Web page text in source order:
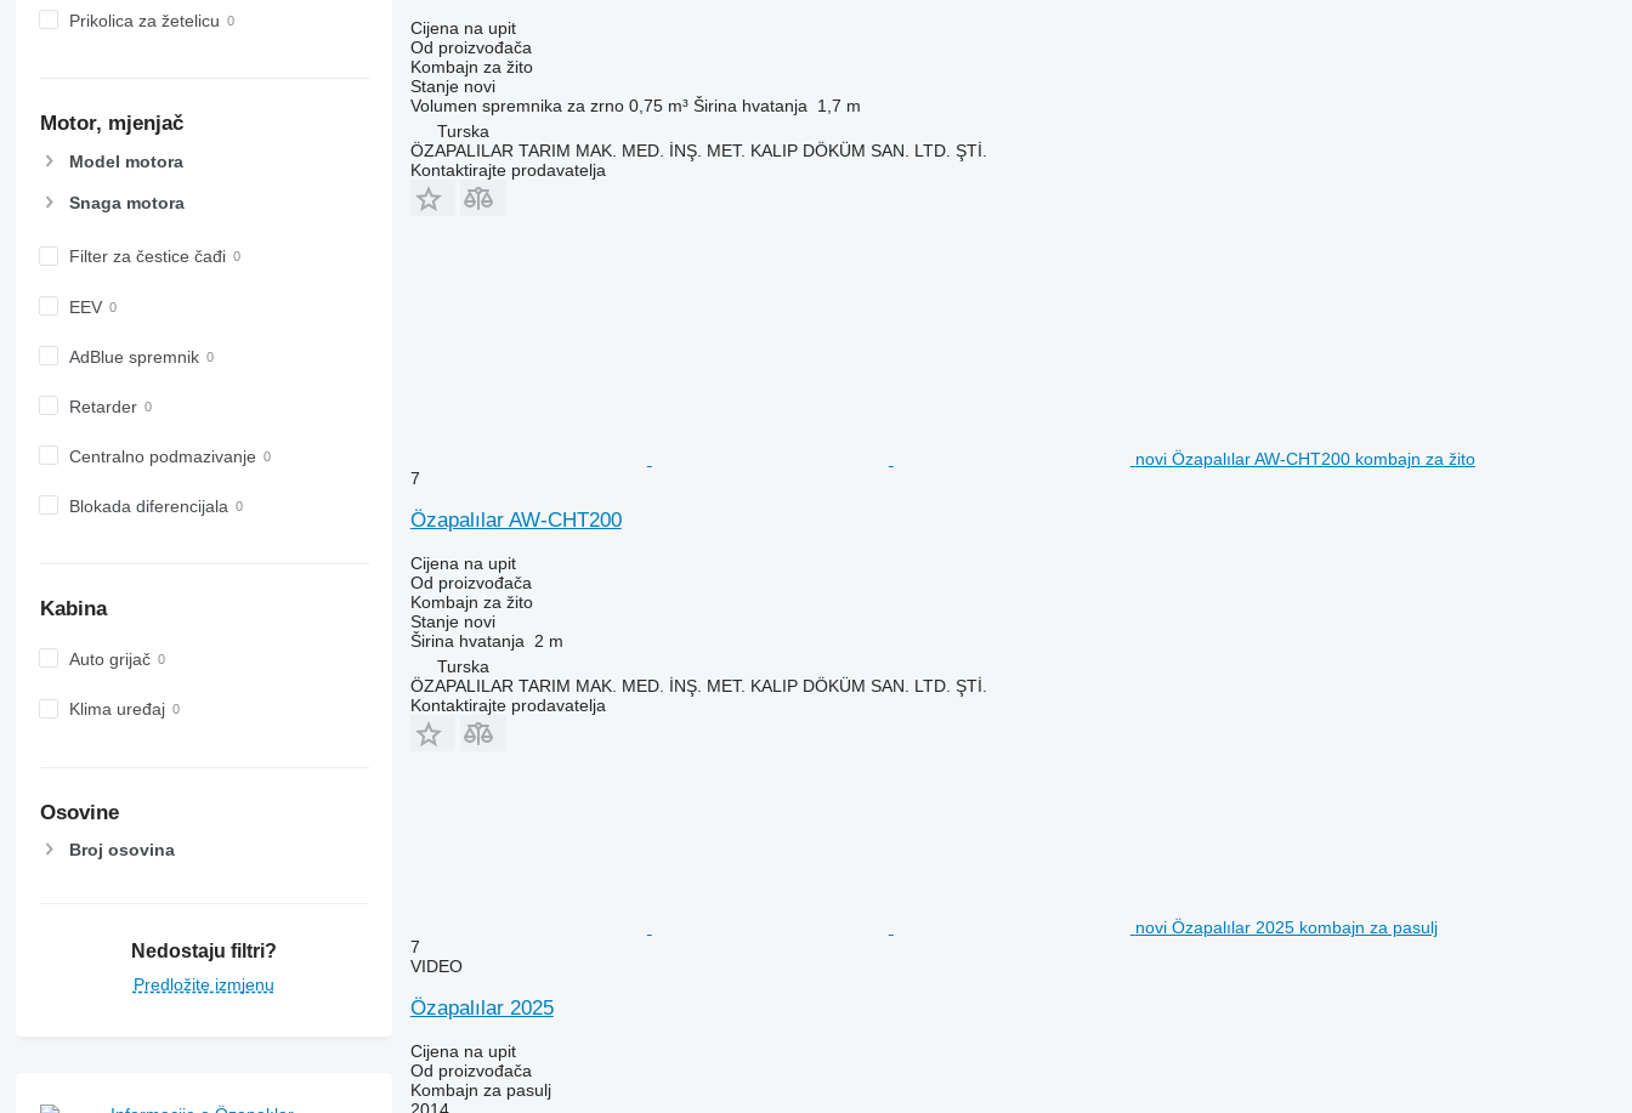
Prikolica za žetelicu
Motor, mjenjač
Model motora
Snaga motora
Filter za čestice čađi
EEV
AdBlue spremnik
Retarder
Centralno podmazivanje
Blokada diferencijala
Kabina
Auto grijač
Klima uređaj
Osovine
Broj osovina
Nedostaju filtri?
Predložite izmjenu
Cijena na upit
Od proizvođača
Kombajn za žito
Stanjenovi
Volumen spremnika za zrno 0,75 m³ Širina hvatanja
1,7 m
Turska
ÖZAPALILAR TARIM MAK. MED. İNŞ. MET. KALIP DÖKÜM SAN. LTD. ŞTİ.
Kontaktirajte prodavatelja
novi Özapalılar AW-CHT200 kombajn za žito
7
Özapalılar AW-CHT200
Cijena na upit
Od proizvođača
Kombajn za žito
Stanjenovi
Širina hvatanja
2 m
Turska
ÖZAPALILAR TARIM MAK. MED. İNŞ. MET. KALIP DÖKÜM SAN. LTD. ŞTİ.
Kontaktirajte prodavatelja
novi Özapalılar 2025 kombajn za pasulj
7
VIDEO
Özapalılar 2025
Cijena na upit
Od proizvođača
Kombajn za pasulj
2014